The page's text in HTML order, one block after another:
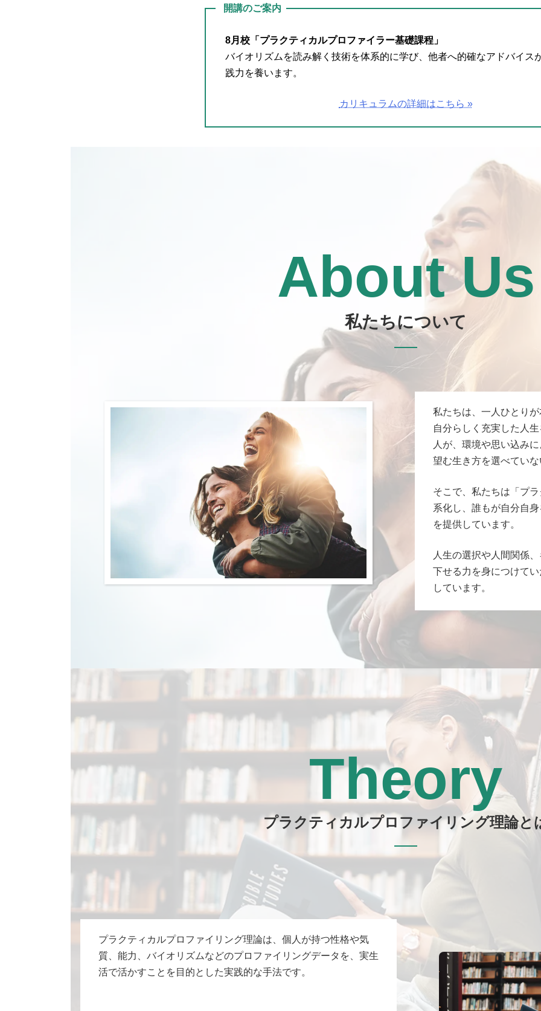
開講のご案内
8月校 「プラクティカルプロファイラー基礎課程」
バイオリズムを読み解く技術を体系的に学び、他者へ的確なアドバイス
践力を養います。
カリキュラムの詳細はこちら »
About Us
私たちについて
私たちは、一人ひとり
自分らしく充実した人
人が、環境や思い込み
望む生き方を選べてい
そこで、私たちは「プ
系化し、誰もが自分自
を提供しています。
人生の選択や人間関係
下せる力を身につけて
しています。
Theory
プラクティカルプロファイリング理論と
プラクティカルプロファイリング理論は、個人が持つ性格や気
質、能力、バイオリズムなどのプロファイリングデータを、実生
活で活かすことを目的とした実践的な手法です。